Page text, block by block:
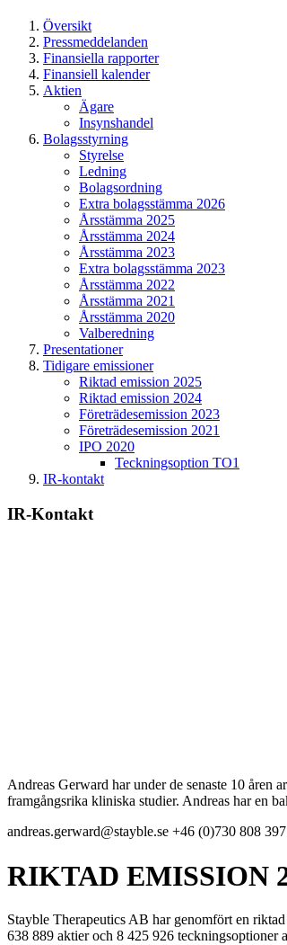
Översikt
Pressmeddelanden
Finansiella rapporter
Finansiell kalender
Aktien
Ägare
Insynshandel
Bolagsstyrning
Styrelse
Ledning
Bolagsordning
Extra bolagsstämma 2026
Årsstämma 2025
Årsstämma 2024
Årsstämma 2023
Extra bolagsstämma 2023
Årsstämma 2022
Årsstämma 2021
Årsstämma 2020
Valberedning
Presentationer
Tidigare emissioner
Riktad emission 2025
Riktad emission 2024
Företrädesemission 2023
Företrädesemission 2021
IPO 2020
Teckningsoption TO1
IR-kontakt
IR-Kontakt
Andreas Gerward har under de senaste 10 åren
framgångsrika kliniska studier. Andreas har en
andreas.gerward@stayble.se +46 (0)730 808 397
RIKTAD EMISSION
Stayble Therapeutics AB har genomfört en
638 889 aktier och 8 425 926 teckningsoptioner